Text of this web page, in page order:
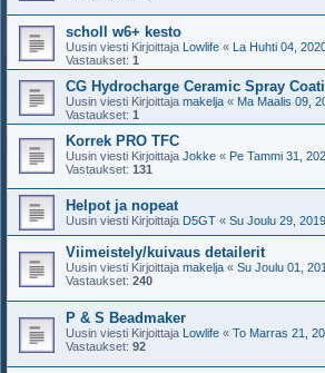
scholl w6+ kesto
Uusin viesti Kirjoittaja Lowlife « La Huhti 04,
Vastaukset: 1
CG Hydrocharge Ceramic Spray
Uusin viesti Kirjoittaja makelja « Ma Maalis 09,
Vastaukset: 1
Korrek PRO TFC
Uusin viesti Kirjoittaja Jokke « Pe Tammi 31,
Vastaukset: 131
Helpot ja nopeat
Uusin viesti Kirjoittaja D5GT « Su Joulu 29,
Viimeistely/kuivaus detailerit
Uusin viesti Kirjoittaja makelja « Su Joulu 01,
Vastaukset: 240
P & S Beadmaker
Uusin viesti Kirjoittaja Lowlife « To Marras 21,
Vastaukset: 92